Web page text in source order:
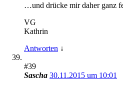
…und drücke mir daher ganz
VG
Kathrin
Antworten ↓
#39
Sascha 30.11.2015 um 10:01